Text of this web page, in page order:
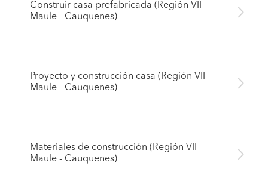
Construir casa prefabricada (Región VII
Maule - Cauquenes)
Proyecto y construcción casa (Región VII
Maule - Cauquenes)
Materiales de construcción (Región VII
Maule - Cauquenes)